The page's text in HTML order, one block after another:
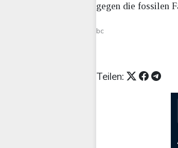
gegen die fossilen
bc
Teilen: